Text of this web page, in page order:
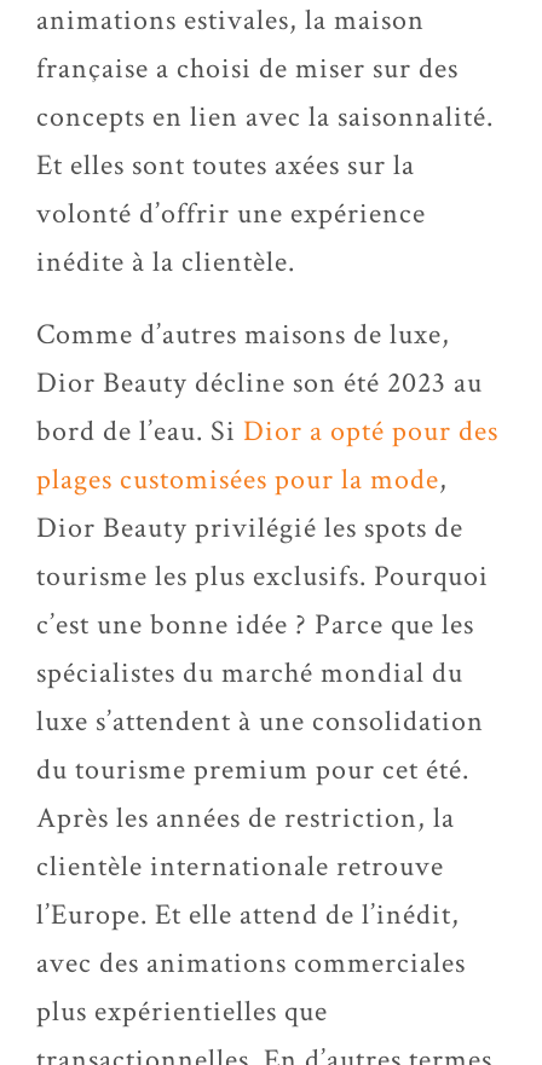
animations estivales, la maison
française a choisi de miser sur des
concepts en lien avec la saisonnalité.
Et elles sont toutes axées sur la
volonté d’offrir une expérience
inédite à la clientèle.
Comme d’autres maisons de luxe,
Dior Beauty décline son été 2023 au
bord de l’eau. Si Dior a opté pour des
plages customisées pour la mode,
Dior Beauty privilégié les spots de
tourisme les plus exclusifs. Pourquoi
c’est une bonne idée ? Parce que les
spécialistes du marché mondial du
luxe s’attendent à une consolidation
du tourisme premium pour cet été.
Après les années de restriction, la
clientèle internationale retrouve
l’Europe. Et elle attend de l’inédit,
avec des animations commerciales
plus expérientielles que